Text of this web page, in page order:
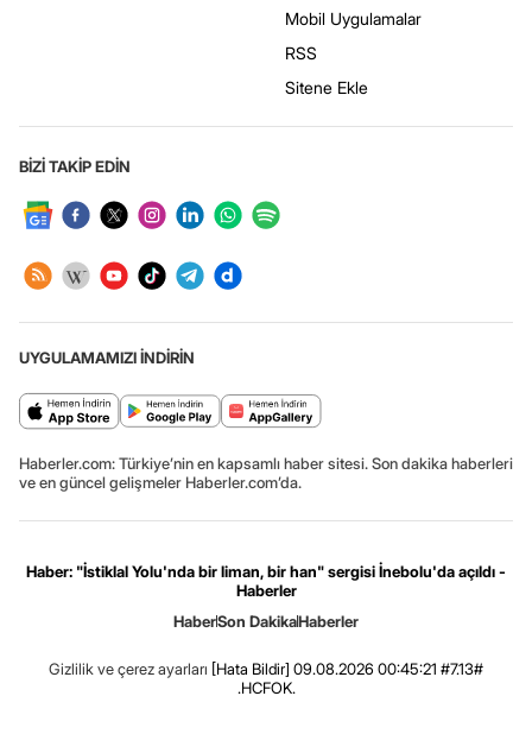
Mobil Uygulamalar
RSS
Sitene Ekle
BİZİ TAKİP EDİN
UYGULAMAMIZI İNDİRİN
Haberler.com: Türkiye’nin en kapsamlı haber sitesi. Son dakika haberleri
ve en güncel gelişmeler Haberler.com’da.
Haber: "İstiklal Yolu'nda bir liman, bir han" sergisi İnebolu'da açıldı -
Haberler
HaberSon DakikaHaberler
Gizlilik ve çerez ayarları [Hata Bildir] 09.08.2026 00:45:21 #7.13#
.HCFOK.